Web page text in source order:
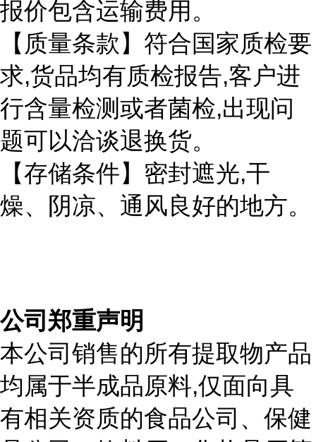
报价包含运输费用。
【质量条款】符合国家质检要
求,货品均有质检报告,客户进
行含量检测或者菌检,出现问
题可以洽谈退换货。
【存储条件】密封遮光,干
燥、阴凉、通风良好的地方。
公司郑重声明
本公司销售的所有提取物产品
均属于半成品原料,仅面向具
有相关资质的食品公司、保健